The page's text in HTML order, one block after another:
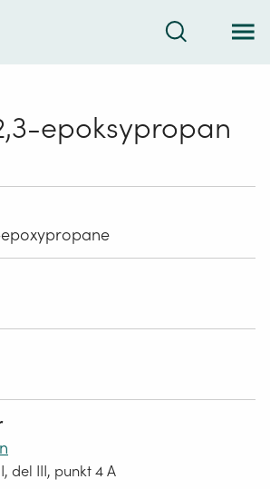
Søk
epoksypropan
del III, punkt 4 A